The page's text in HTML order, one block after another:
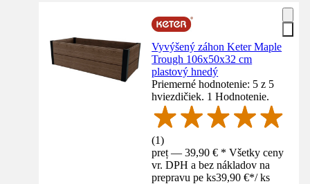
Vyvýšený záhon Keter Maple
Trough 106x50x32 cm
plastový hnedý
Priemerné hodnotenie: 5 z 5
hviezdičiek. 1 Hodnotenie.
(1)
preț — 39,90 € * Všetky ceny
vr. DPH a bez nákladov na
prepravu pe ks39,90 €*/ ks